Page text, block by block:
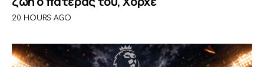
20 HOURS AGO